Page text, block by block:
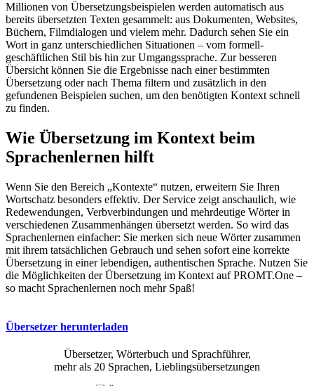
Millionen von Übersetzungsbeispielen werden automatisch aus
bereits übersetzten Texten gesammelt: aus Dokumenten, Websites,
Büchern, Filmdialogen und vielem mehr. Dadurch sehen Sie ein
Wort in ganz unterschiedlichen Situationen – vom formell-
geschäftlichen Stil bis hin zur Umgangssprache. Zur besseren
Übersicht können Sie die Ergebnisse nach einer bestimmten
Übersetzung oder nach Thema filtern und zusätzlich in den
gefundenen Beispielen suchen, um den benötigten Kontext schnell
zu finden.
Wie Übersetzung im Kontext beim
Sprachenlernen hilft
Wenn Sie den Bereich „Kontexte“ nutzen, erweitern Sie Ihren
Wortschatz besonders effektiv. Der Service zeigt anschaulich, wie
Redewendungen, Verbverbindungen und mehrdeutige Wörter in
verschiedenen Zusammenhängen übersetzt werden. So wird das
Sprachenlernen einfacher: Sie merken sich neue Wörter zusammen
mit ihrem tatsächlichen Gebrauch und sehen sofort eine korrekte
Übersetzung in einer lebendigen, authentischen Sprache. Nutzen Sie
die Möglichkeiten der Übersetzung im Kontext auf PROMT.One –
so macht Sprachenlernen noch mehr Spaß!
Übersetzer herunterladen
Übersetzer, Wörterbuch und Sprachführer,
mehr als 20 Sprachen, Lieblingsübersetzungen